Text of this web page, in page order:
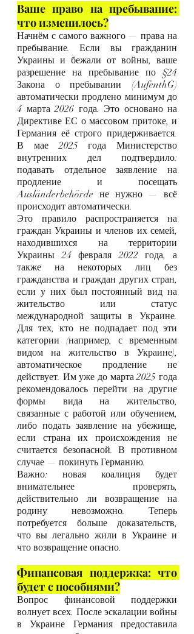
Ваше право на пребывание:
что изменилось?
Начнём с самого важного — права на
пребывание. Если вы гражданин
Украины и бежали от войны, ваше
разрешение на пребывание по §24
Закона о пребывании (AufenthG)
автоматически продлено минимум до
4 марта 2026 года. Это основано на
Директиве ЕС о массовом притоке, и
Германия её строго придерживается.
В мае 2025 года Министерство
внутренних дел подтвердило:
подавать отдельное заявление на
продление и посещать
Ausländerbehörde не нужно — всё
происходит автоматически.
Это правило распространяется на
граждан Украины и членов их семей,
находившихся на территории
Украины 24 февраля 2022 года, а
также на некоторых лиц без
гражданства и граждан других стран,
если у них был постоянный вид на
жительство или статус
международной защиты в Украине.
Для тех, кто не подпадает под эти
категории (например, с временным
видом на жительство в Украине),
автоматическое продление не
действует. Им уже до марта 2025 года
рекомендовалось перейти на другие
формы вида на жительство,
связанные с работой или обучением,
либо подать заявление на убежище,
если страна их происхождения не
считается безопасной. В противном
случае — покинуть Германию.
Важно: новая коалиция будет
внимательнее проверять,
действительно ли возвращение на
родину невозможно. Теперь
потребуется больше доказательств,
что вы легально жили в Украине и
что возвращение опасно.
Финансовая поддержка: что
будет с пособиями?
Вопрос финансовой поддержки
волнует всех. После эскалации войны
в Украине Германия предоставила